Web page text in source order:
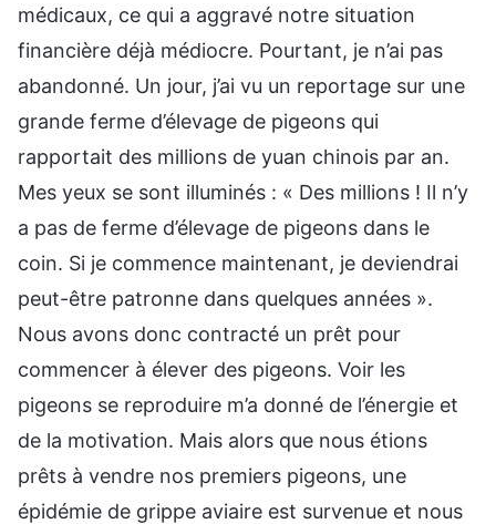
médicaux, ce qui a aggravé notre situation
financière déjà médiocre. Pourtant, je n’ai pas
abandonné. Un jour, j’ai vu un reportage sur une
grande ferme d’élevage de pigeons qui
rapportait des millions de yuan chinois par an.
Mes yeux se sont illuminés : « Des millions ! Il n’y
a pas de ferme d’élevage de pigeons dans le
coin. Si je commence maintenant, je deviendrai
peut-être patronne dans quelques années ».
Nous avons donc contracté un prêt pour
commencer à élever des pigeons. Voir les
pigeons se reproduire m’a donné de l’énergie et
de la motivation. Mais alors que nous étions
prêts à vendre nos premiers pigeons, une
épidémie de grippe aviaire est survenue et nous